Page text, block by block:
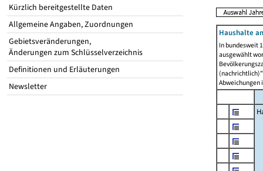
Kürzlich bereitgestellte Daten
Allgemeine Angaben, Zuordnungen
Gebietsveränderungen,
Änderungen zum Schlüsselverzeichnis
Definitionen und Erläuterungen
Newsletter
Haushalte
In bundesweit
ausgewählt
Abweichungen